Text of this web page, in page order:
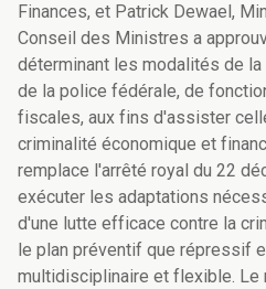
Finances, et Patrick Dewael,
Conseil des Ministres a
déterminant les modalités de
de la police fédérale, de
fiscales, aux fins d'assister
criminalité économique et
remplace l'arrêté royal du 22
exécuter les adaptations
d'une lutte efficace contre la
le plan préventif que répressif
multidisciplinaire et flexible. Le